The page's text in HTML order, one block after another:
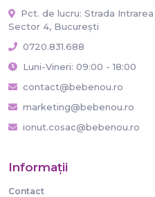
Pct. de lucru: Strada
Sector 4, București
0720.831.688
Luni-Vineri: 09:00 - 18:00
contact@bebenou.ro
marketing@bebenou.ro
ionut.cosac@bebenou.ro
Informaţii
Contact